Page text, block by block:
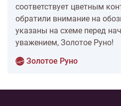
соответствует цветным
обратили внимание на
указаны на схеме перед
уважением, Золотое Руно!
Золотое Руно